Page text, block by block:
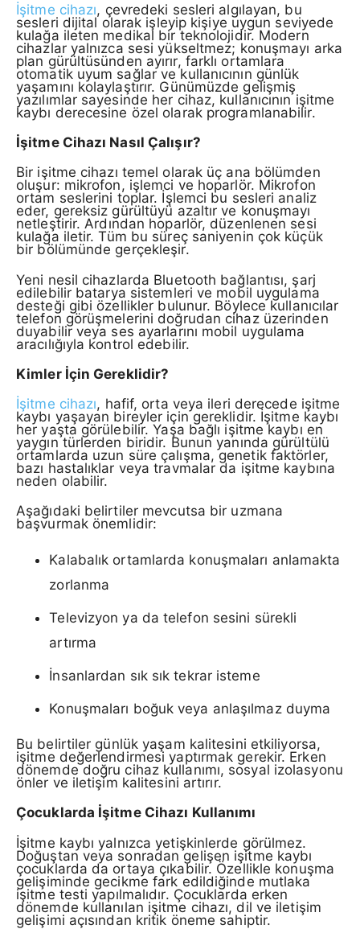
İşitme cihazı, çevredeki sesleri algılayan, bu
sesleri dijital olarak işleyip kişiye uygun seviyede
kulağa ileten medikal bir teknolojidir. Modern
cihazlar yalnızca sesi yükseltmez; konuşmayı arka
plan gürültüsünden ayırır, farklı ortamlara
otomatik uyum sağlar ve kullanıcının günlük
yaşamını kolaylaştırır. Günümüzde gelişmiş
yazılımlar sayesinde her cihaz, kullanıcının işitme
kaybı derecesine özel olarak programlanabilir.
İşitme Cihazı Nasıl Çalışır?
Bir işitme cihazı temel olarak üç ana bölümden
oluşur: mikrofon, işlemci ve hoparlör. Mikrofon
ortam seslerini toplar. İşlemci bu sesleri analiz
eder, gereksiz gürültüyü azaltır ve konuşmayı
netleştirir. Ardından hoparlör, düzenlenen sesi
kulağa iletir. Tüm bu süreç saniyenin çok küçük
bir bölümünde gerçekleşir.
Yeni nesil cihazlarda Bluetooth bağlantısı, şarj
edilebilir batarya sistemleri ve mobil uygulama
desteği gibi özellikler bulunur. Böylece kullanıcılar
telefon görüşmelerini doğrudan cihaz üzerinden
duyabilir veya ses ayarlarını mobil uygulama
aracılığıyla kontrol edebilir.
Kimler İçin Gereklidir?
İşitme cihazı, hafif, orta veya ileri derecede işitme
kaybı yaşayan bireyler için gereklidir. İşitme kaybı
her yaşta görülebilir. Yaşa bağlı işitme kaybı en
yaygın türlerden biridir. Bunun yanında gürültülü
ortamlarda uzun süre çalışma, genetik faktörler,
bazı hastalıklar veya travmalar da işitme kaybına
neden olabilir.
Aşağıdaki belirtiler mevcutsa bir uzmana
başvurmak önemlidir:
Kalabalık ortamlarda konuşmaları anlamakta
zorlanma
Televizyon ya da telefon sesini sürekli
artırma
İnsanlardan sık sık tekrar isteme
Konuşmaları boğuk veya anlaşılmaz duyma
Bu belirtiler günlük yaşam kalitesini etkiliyorsa,
işitme değerlendirmesi yaptırmak gerekir. Erken
dönemde doğru cihaz kullanımı, sosyal izolasyonu
önler ve iletişim kalitesini artırır.
Çocuklarda İşitme Cihazı Kullanımı
İşitme kaybı yalnızca yetişkinlerde görülmez.
Doğuştan veya sonradan gelişen işitme kaybı
çocuklarda da ortaya çıkabilir. Özellikle konuşma
gelişiminde gecikme fark edildiğinde mutlaka
işitme testi yapılmalıdır. Çocuklarda erken
dönemde kullanılan işitme cihazı, dil ve iletişim
gelişimi açısından kritik öneme sahiptir.